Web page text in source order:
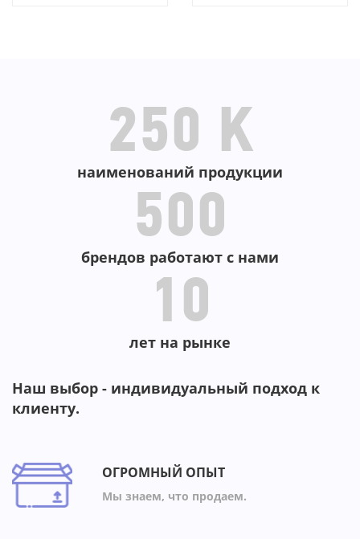
250 K
наименований продукции
500
брендов работают с нами
10
лет на рынке
Наш выбор - индивидуальный подход к
клиенту.
ОГРОМНЫЙ ОПЫТ
Мы знаем, что продаем.